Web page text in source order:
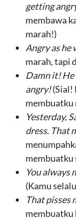
getting
membawa
marah!)
Angry as he
marah, tapi
Damn it! He
angry!(Sial!
membuatku
Yesterday,
dress. That
membuatku
You always
(Kamu
That pisses
membuatku